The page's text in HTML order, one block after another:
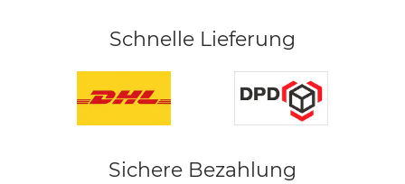
Schnelle Lieferung
Sichere Bezahlung